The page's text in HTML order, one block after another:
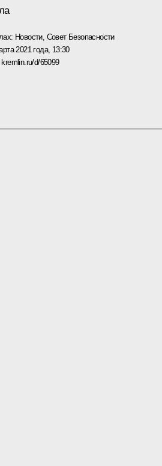
Новости, Совет Безопасности
2021 года, 13:30
kremlin.ru/d/65099